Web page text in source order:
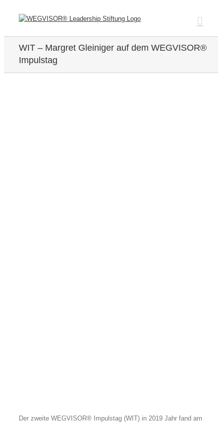
WIT – Margret Gleiniger auf dem WEGVISOR®
Impulstag
Der zweite WEGVISOR® Impulstag (WIT) in 2019 Jahr fand am